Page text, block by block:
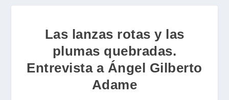
Las lanzas rotas y las
plumas quebradas.
Entrevista a Ángel Gilberto
Adame